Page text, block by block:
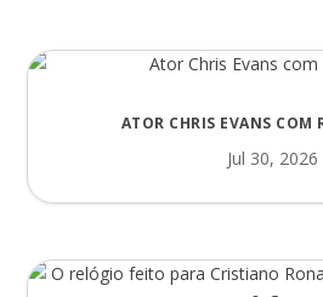
ATOR CHRIS EVANS COM
Jul 30, 2026